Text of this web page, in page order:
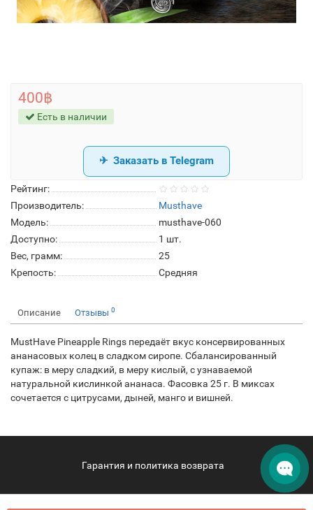
Рейтинг:
Производитель:
Musthave
Модель:
musthave-060
Доступно:
1 шт.
Вес, грамм:
25
Крепость:
Средняя
400฿
Есть в наличии
Заказать в Telegram
Описание Отзывы 0
MustHave Pineapple Rings передаёт вкус консервированных
ананасовых колец в сладком сиропе. Сбалансированный
купаж: в меру сладкий, в меру кислый, с узнаваемой
натуральной кислинкой ананаса. Фасовка 25 г. В миксах
сочетается с цитрусами, дыней, манго и вишней.
Гарантия и политика возврата